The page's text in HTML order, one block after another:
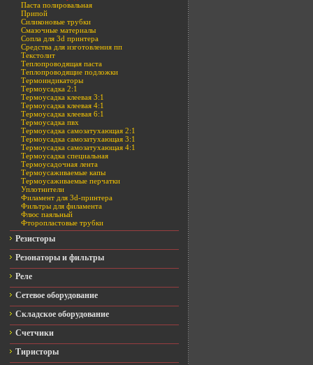
Паста полировальная
Припой
Силиконовые трубки
Смазочные материалы
Сопла для 3d принтера
Средства для изготовления пп
Текстолит
Теплопроводящая паста
Теплопроводящие подложки
Термоиндикаторы
Термоусадка 2:1
Термоусадка клеевая 3:1
Термоусадка клеевая 4:1
Термоусадка клеевая 6:1
Термоусадка пвх
Термоусадка самозатухающая 2:1
Термоусадка самозатухающая 3:1
Термоусадка самозатухающая 4:1
Термоусадка специальная
Термоусадочная лента
Термоусаживаемые капы
Термоусаживаемые перчатки
Уплотнители
Филамент для 3d-принтера
Фильтры для филамента
Флюс паяльный
Фторопластовые трубки
Резисторы
Резонаторы и фильтры
Реле
Сетевое оборудование
Складское оборудование
Счетчики
Тиристоры